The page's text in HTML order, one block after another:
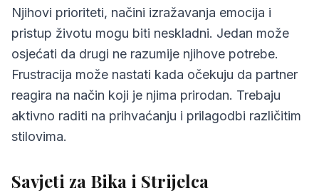
Njihovi prioriteti, načini izražavanja emocija i
pristup životu mogu biti neskladni. Jedan može
osjećati da drugi ne razumije njihove potrebe.
Frustracija može nastati kada očekuju da partner
reagira na način koji je njima prirodan. Trebaju
aktivno raditi na prihvaćanju i prilagodbi različitim
stilovima.
Savjeti za Bika i Strijelca